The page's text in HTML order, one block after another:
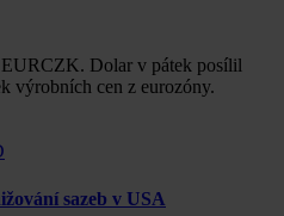
Dolar v pátek posílil
výrobních cen z eurozóny.
sazeb v USA